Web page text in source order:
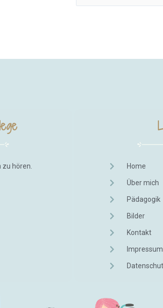
hören. Home
Über mich
Pädagogik
Bilder
Kontakt
Impressum